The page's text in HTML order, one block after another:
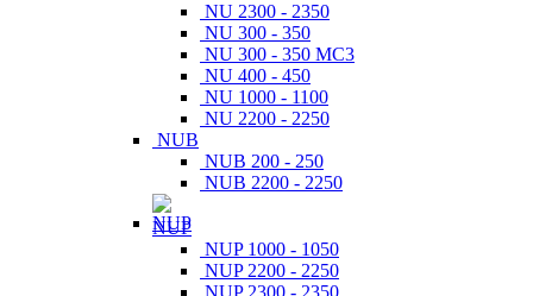
NU 2300 - 2350
NU 300 - 350
NU 300 - 350 MC3
NU 400 - 450
NU 1000 - 1100
NU 2200 - 2250
NUB
NUB 200 - 250
NUB 2200 - 2250
NUP
NUP 1000 - 1050
NUP 2200 - 2250
NUP 2300 - 2350